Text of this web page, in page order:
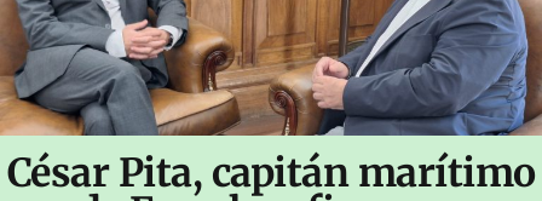
César Pita, capitán marítimo